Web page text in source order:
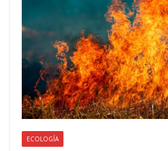
ECOLOGÍA